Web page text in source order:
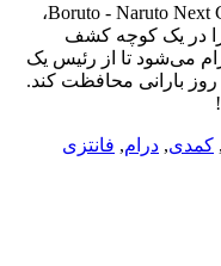
در قسمت 155 انیمه محبوب Boruto - Naruto Next Generations،
در یک کوچه کشف
مأموریتی اعزام می‌شود تا از رئیس یک
روز بارانی محافظت کند.
, کمدی, درام, فانتزی